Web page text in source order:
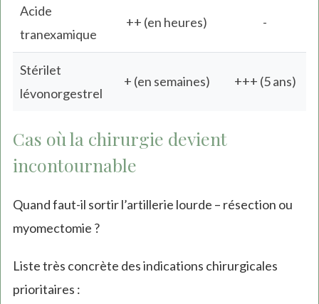
Acide
tranexamique
++ (en heures) -
Stérilet
lévonorgestrel
+ (en semaines) +++ (5 ans)
Cas où la chirurgie devient
incontournable
Quand faut-il sortir l’artillerie lourde – résection ou
myomectomie ?
Liste très concrète des indications chirurgicales
prioritaires :